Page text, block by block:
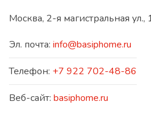
Москва, 2-я магистральная ул.,
Эл. почта: info@basiphome.ru
Телефон: +7 922 702-48-86
Веб-сайт: basiphome.ru